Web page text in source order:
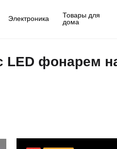
Электроника Товары для
дома
LED фонарем